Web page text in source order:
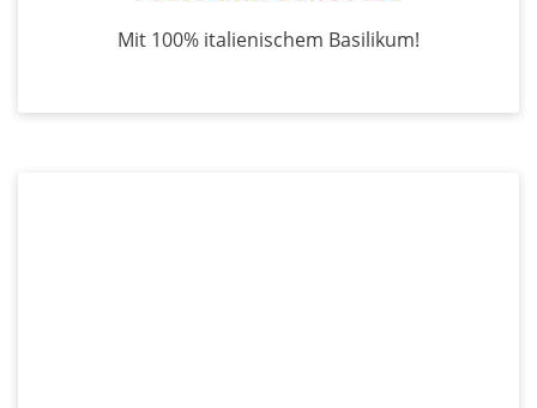
Mit 100% italienischem Basilikum!